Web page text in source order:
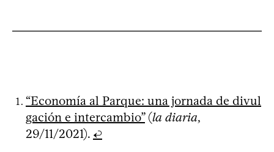
“Economía al Parque: una jornada de divul
gación e intercambio”(la diaria,
29/11/2021). ↩